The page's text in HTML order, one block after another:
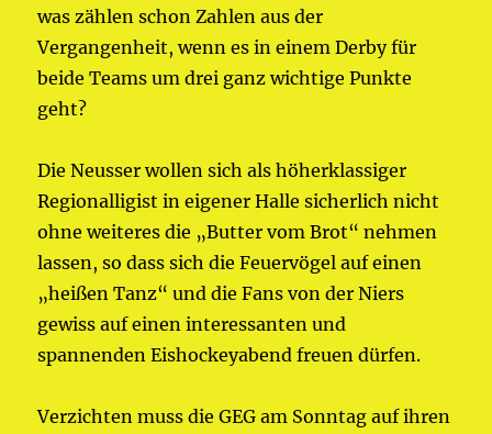
was zählen schon Zahlen aus der
Vergangenheit, wenn es in einem Derby für
beide Teams um drei ganz wichtige Punkte
geht?
Die Neusser wollen sich als höherklassiger
Regionalligist in eigener Halle sicherlich nicht
ohne weiteres die „Butter vom Brot“ nehmen
lassen, so dass sich die Feuervögel auf einen
„heißen Tanz“ und die Fans von der Niers
gewiss auf einen interessanten und
spannenden Eishockeyabend freuen dürfen.
Verzichten muss die GEG am Sonntag auf ihren